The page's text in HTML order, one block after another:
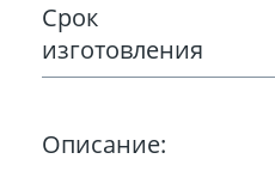
Срок
изготовления
Описание: